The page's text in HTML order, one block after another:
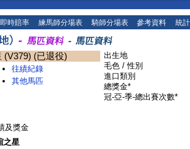
即時賠率 練馬師分場表 騎師分場表 參考資料 統
(V379) (已退役)
往績紀錄
其他馬匹
出生地
毛色 / 性別
進口類別
總獎金*
冠-亞-季-總出賽次數*
及獎金
之星